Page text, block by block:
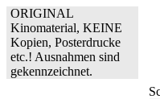
ORIGINAL
Kinomaterial, KEINE
Kopien, Posterdrucke
etc.! Ausnahmen sind
gekennzeichnet.